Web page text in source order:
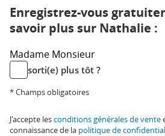
Enregistrez-vous
savoir plus sur Nathalie :
Madame Monsieur
sorti(e) plus tôt ?
* Champs obligatoires
J'accepte lesconditions générales de vente
connaissance de la politique de